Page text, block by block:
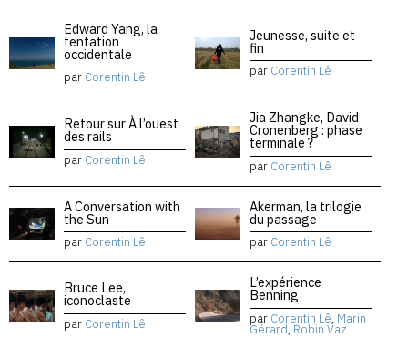
Edward Yang, la
tentation
occidentale
par Corentin Lê
Jeunesse, suite et
fin
par Corentin Lê
Retour sur À l’ouest
des rails
par Corentin Lê
Jia Zhangke, David
Cronenberg : phase
terminale ?
par Corentin Lê
A Conversation with
the Sun
par Corentin Lê
Akerman, la trilogie
du passage
par Corentin Lê
Bruce Lee,
iconoclaste
par Corentin Lê
L’expérience
Benning
par Corentin Lê, Marin
Gérard, Robin Vaz